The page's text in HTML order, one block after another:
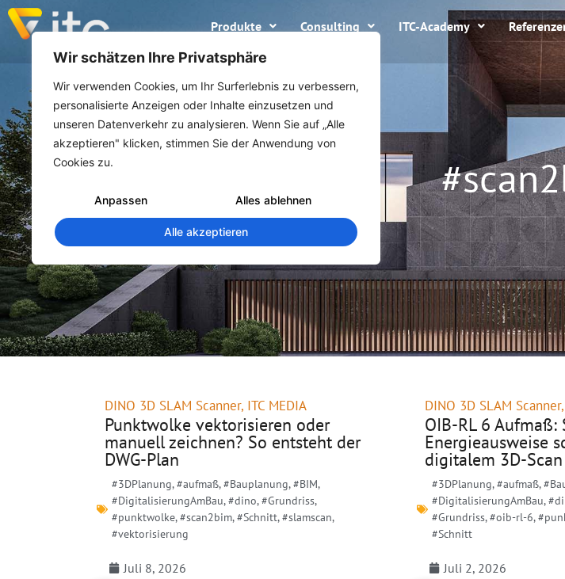
Wir schätzen Ihre Privatsphäre
Wir verwenden Cookies, um Ihr Surferlebnis zu verbessern,
personalisierte Anzeigen oder Inhalte einzusetzen und
unseren Datenverkehr zu analysieren. Wenn Sie auf „Alle
akzeptieren" klicken, stimmen Sie der Anwendung von
Cookies zu.
Anpassen Alles ablehnen
Alle akzeptieren
Produkte Consulting ITC-Academy
DINO 3D SLAM Scanner, ITC MEDIA
Punktwolke vektorisieren oder
manuell zeichnen? So entsteht der
DWG-Plan
#3DPlanung,#aufmaß,#Bauplanung,#BIM,
#DigitalisierungAmBau,#dino,#Grundriss,
#punktwolke,#scan2bim,#Schnitt,#slamscan,
#vektorisierung
Juli 8, 2026
DINO 3D SLAM Scanner,
OIB-RL 6 Aufmaß:
Energieausweise
digitalem 3D-Scan
#3DPlanung,#aufmaß,
#DigitalisierungAmBau,
#Grundriss,#oib-rl-6,
#Schnitt
Juli 2, 2026